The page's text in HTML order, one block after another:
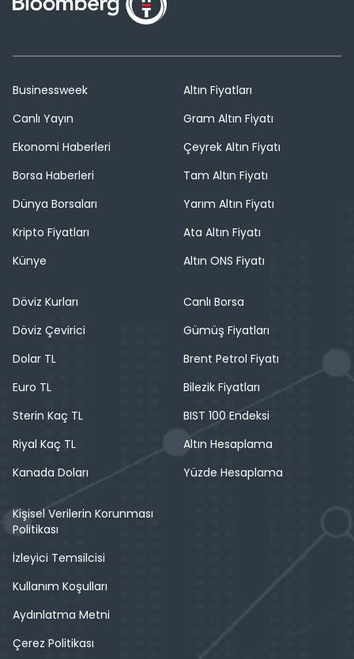
Businessweek
Canlı Yayın
Ekonomi Haberleri
Borsa Haberleri
Dünya Borsaları
Kripto Fiyatları
Künye
Altın Fiyatları
Gram Altın Fiyatı
Çeyrek Altın Fiyatı
Tam Altın Fiyatı
Yarım Altın Fiyatı
Ata Altın Fiyatı
Altın ONS Fiyatı
Döviz Kurları
Döviz Çevirici
Dolar TL
Euro TL
Sterin Kaç TL
Riyal Kaç TL
Kanada Doları
Canlı Borsa
Gümüş Fiyatları
Brent Petrol Fiyatı
Bilezik Fiyatları
BIST 100 Endeksi
Altın Hesaplama
Yüzde Hesaplama
Kişisel Verilerin Korunması
Politikası
İzleyici Temsilcisi
Kullanım Koşulları
Aydınlatma Metni
Çerez Politikası